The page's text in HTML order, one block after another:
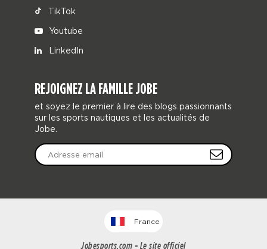
TikTok
Youtube
LinkedIn
REJOIGNEZ LA FAMILLE JOBE
et soyez le premier à lire des blogs passionnants
sur les sports nautiques et les actualités de
Jobe.
France
Jobesports.com - Le site officiel